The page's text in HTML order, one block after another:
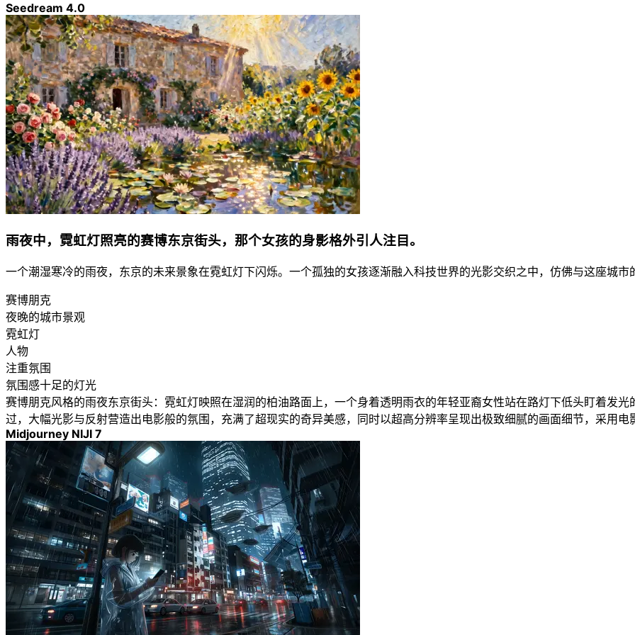
Seedream 4.0
雨夜中，霓虹灯照亮的赛博东京街头，那个女孩的身影格外引人注目。
一个潮湿寒冷的雨夜，东京的未来景象在霓虹灯下闪烁。一个孤独的女孩逐渐融入科技世界的光影交织之中，仿佛与这座城市
赛博朋克
夜晚的城市景观
霓虹灯
人物
注重氛围
氛围感十足的灯光
赛博朋克风格的雨夜东京街头：霓虹灯映照在湿润的柏油路面上，一个身着透明雨衣的年轻亚裔女性站在路灯下低头盯着发
过，大幅光影与反射营造出电影般的氛围，充满了超现实的奇异美感，同时以超高分辨率呈现出极致细腻的画面细节，采用电
Midjourney NIJI 7